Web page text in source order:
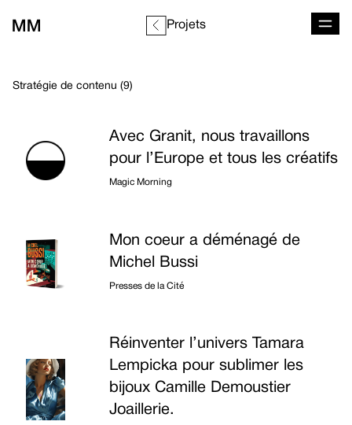
Projets
Stratégie de contenu (9)
Avec Granit, nous travaillons
pour l’Europe et tous les créatifs
Magic Morning
Mon coeur a déménagé de
Michel Bussi
Presses de la Cité
Réinventer l’univers Tamara
Lempicka pour sublimer les
bijoux Camille Demoustier
Joaillerie.